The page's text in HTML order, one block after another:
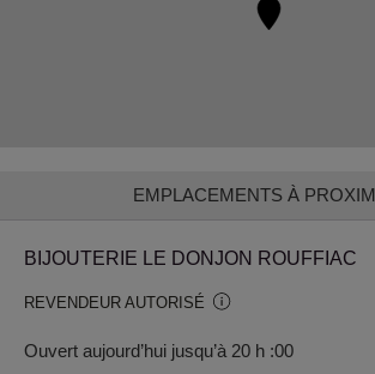
EMPLACEMENTS À
BIJOUTERIE LE DONJON ROUFFIAC
REVENDEUR AUTORISÉ
Ouvert aujourd’hui jusqu’à 20 h :00